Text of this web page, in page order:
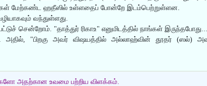
மேற்கண்ட ஹதீஸில் உள்ளதைப் போன்றே இடம்பெற்றுள்ளன.
வந்துள்ளது.
சென்றோம். "தாத்துர் ரிகாஉ" எனுமிடத்தில் நாங்கள்
"பிறகு அவர் விஷயத்தில் அல்லாஹ்வின் தூதர் (ஸல்)
அதற்கான உவமை பற்றிய விளக்கம்.